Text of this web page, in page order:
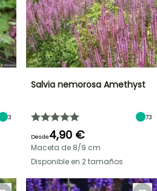
3
Salvia nemorosa Amethyst
73
Desde4,90 €
Maceta de 8/9 cm
Disponible en 2 tamaños